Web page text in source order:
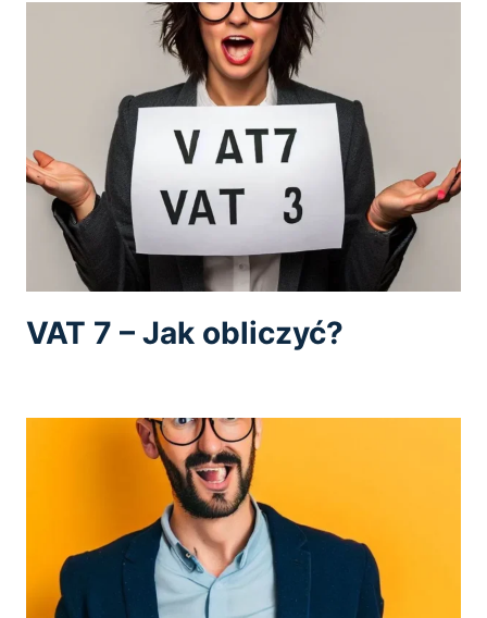
VAT 7 – Jak obliczyć?